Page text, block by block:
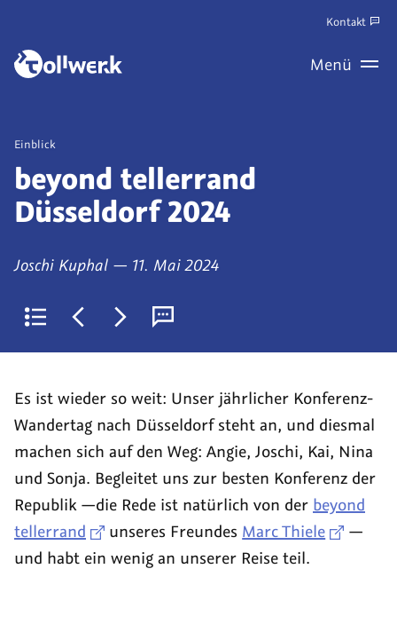
Zum
Menü
Kontakt
beyond tellerrand
Düsseldorf 2024
Veröffentlicht
Einblick
von
Joschi Kuphal — am
11. Mai 2024
Zurück
zur
Jüngerer
Artikel:
Club
Summit
2024
Älterer
Artikel:
Podcast
Kommentare
(derzeit
Es ist wieder so weit: Unser jährlicher Konferenz-
Wandertag nach Düsseldorf steht an, und diesmal
machen sich auf den Weg: Angie, Joschi, Kai, Nina
und Sonja. Begleitet uns zur besten Konferenz der
Republik —die Rede ist natürlich von der beyond
tellerrand
unseres Freundes Marc Thiele
—
und habt ein wenig an unserer Reise teil.